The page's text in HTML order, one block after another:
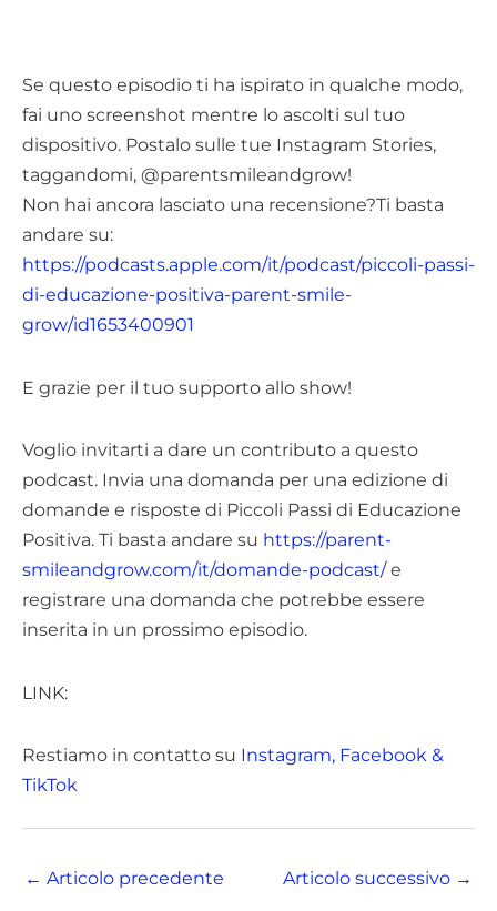
Se questo episodio ti ha ispirato in qualche modo,
fai uno screenshot mentre lo ascolti sul tuo
dispositivo. Postalo sulle tue Instagram Stories,
taggandomi, @parentsmileandgrow!
Non hai ancora lasciato una recensione?Ti basta
andare su:
https://podcasts.apple.com/it/podcast/piccoli-passi-
di-educazione-positiva-parent-smile-
grow/id1653400901
E grazie per il tuo supporto allo show!
Voglio invitarti a dare un contributo a questo
podcast. Invia una domanda per una edizione di
domande e risposte di Piccoli Passi di Educazione
Positiva. Ti basta andare su https://parent-
smileandgrow.com/it/domande-podcast/e
registrare una domanda che potrebbe essere
inserita in un prossimo episodio.
LINK:
Restiamo in contatto su Instagram, Facebook &
TikTok
← Articolo precedente Articolo successivo →